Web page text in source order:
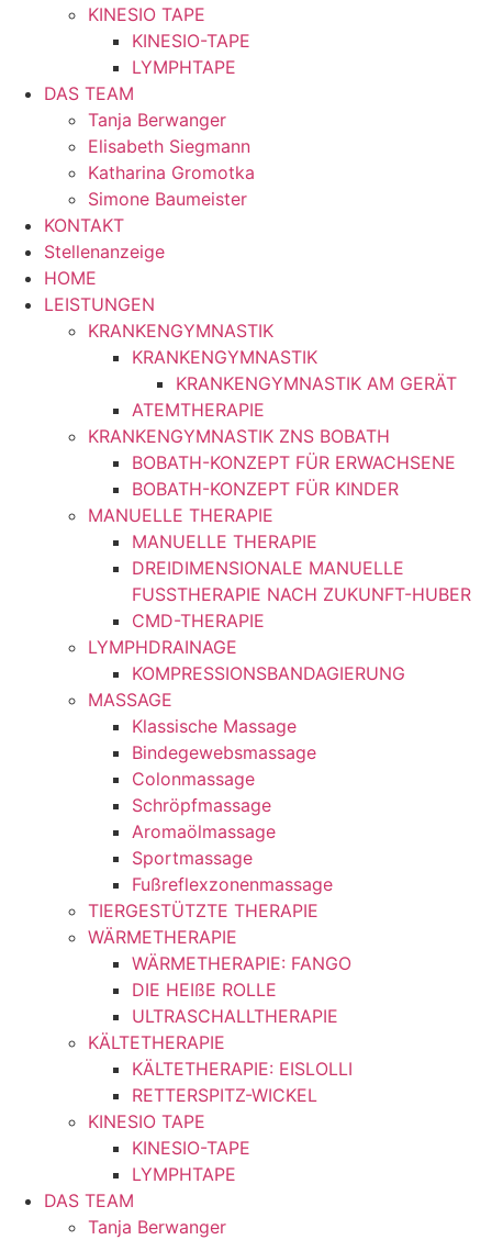
KINESIO TAPE
KINESIO-TAPE
LYMPHTAPE
DAS TEAM
Tanja Berwanger
Elisabeth Siegmann
Katharina Gromotka
Simone Baumeister
KONTAKT
Stellenanzeige
HOME
LEISTUNGEN
KRANKENGYMNASTIK
KRANKENGYMNASTIK
KRANKENGYMNASTIK AM GERÄT
ATEMTHERAPIE
KRANKENGYMNASTIK ZNS BOBATH
BOBATH-KONZEPT FÜR ERWACHSENE
BOBATH-KONZEPT FÜR KINDER
MANUELLE THERAPIE
MANUELLE THERAPIE
DREIDIMENSIONALE MANUELLE
FUSSTHERAPIE NACH ZUKUNFT-HUBER
CMD-THERAPIE
LYMPHDRAINAGE
KOMPRESSIONSBANDAGIERUNG
MASSAGE
Klassische Massage
Bindegewebsmassage
Colonmassage
Schröpfmassage
Aromaölmassage
Sportmassage
Fußreflexzonenmassage
TIERGESTÜTZTE THERAPIE
WÄRMETHERAPIE
WÄRMETHERAPIE: FANGO
DIE HEIßE ROLLE
ULTRASCHALLTHERAPIE
KÄLTETHERAPIE
KÄLTETHERAPIE: EISLOLLI
RETTERSPITZ-WICKEL
KINESIO TAPE
KINESIO-TAPE
LYMPHTAPE
DAS TEAM
Tanja Berwanger